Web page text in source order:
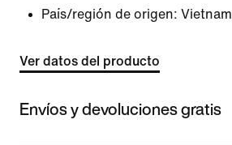
País/región de origen: Vietnam
Ver datos del producto
Envíos y devoluciones gratis